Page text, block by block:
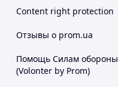
Content right protection
Отзывы о prom.ua
Помощь Силам обороны
(Volonter by Prom)